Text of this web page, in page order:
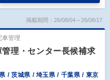
掲載期間：26/08/04～26/08/17
車管理
管理・センター長候補求
/ 茨城県 / 埼玉県 / 千葉県 / 東京